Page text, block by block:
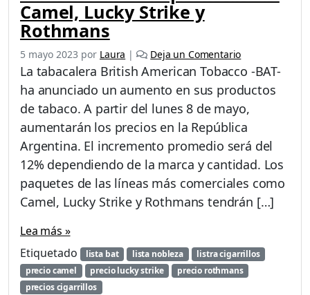
Camel, Lucky Strike y
Rothmans
5 mayo 2023 por Laura | Deja un Comentario
La tabacalera British American Tobacco -BAT-
ha anunciado un aumento en sus productos
de tabaco. A partir del lunes 8 de mayo,
aumentarán los precios en la República
Argentina. El incremento promedio será del
12% dependiendo de la marca y cantidad. Los
paquetes de las líneas más comerciales como
Camel, Lucky Strike y Rothmans tendrán […]
Lea más »
Etiquetado
lista bat lista nobleza
listra cigarrillos
precio camel
precio lucky strike
precio rothmans
precios cigarrillos